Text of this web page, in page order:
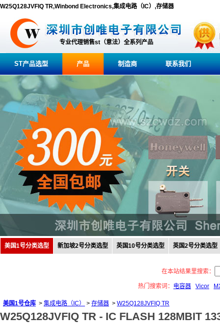
W25Q128JVFIQ TR,Winbond Electronics,集成电路（IC）,存储器
专业代理销售st（意法）全系列产品
ST产品选型 产品 制造商 联系我们
美国1号分类选型 新加坡2号分类选型 英国10号分类选型 英国2号分类选型
在本站结果里搜索：
热门搜索词： 电容器 Vicor
美国1号仓库 > 集成电路（IC） > 存储器 > W25Q128JVFIQ TR
W25Q128JVFIQ TR - IC FLASH 128MBIT